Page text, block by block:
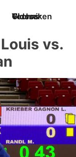
Techniken
Videos
Glossar
Louis vs.